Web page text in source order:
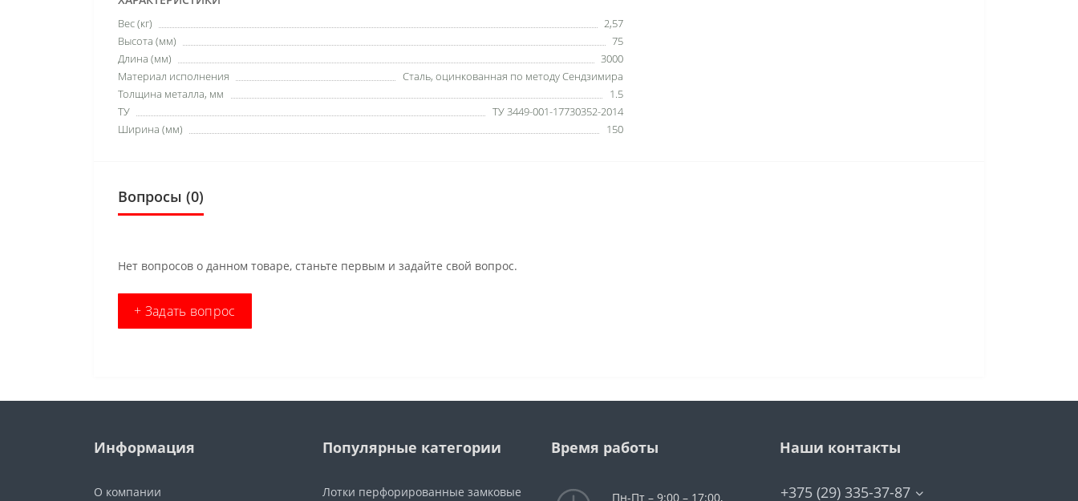
Вес (кг)
2,57
Высота (мм)
75
Длина (мм)
3000
Материал исполнения
Сталь, оцинкованная по методу Сендзимира
Толщина металла, мм
1.5
ТУ
ТУ 3449-001-17730352-2014
Ширина (мм)
150
Вопросы (0)
Нет вопросов о данном товаре, станьте первым и задайте свой вопрос.
+ Задать вопрос
Информация
О компании
Популярные категории
Лотки перфорированные замковые
Время работы
Пн-Пт – 9:00 – 17:00,
Наши контакты
+375 (29) 335-37-87